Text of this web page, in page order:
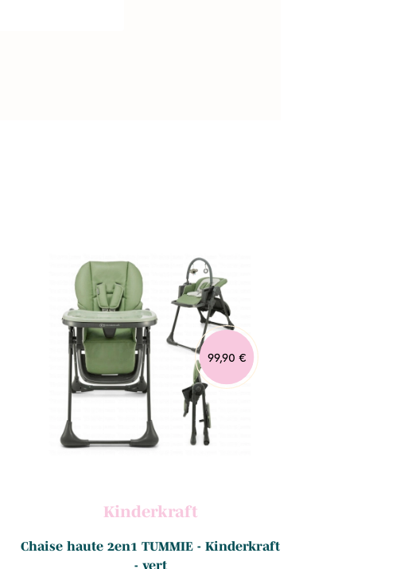
99,90 €
Kinderkraft
Chaise haute 2en1 TUMMIE - Kinderkraft
- vert